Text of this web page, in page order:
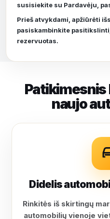
susisiekite su Pardavėju,
Prieš atvykdami, apžiūrėti
pasiskambinkite
rezervuotas.
Patikimesnis
naujo
Didelis
Rinkitės iš skirtingų
automobilių vienoje